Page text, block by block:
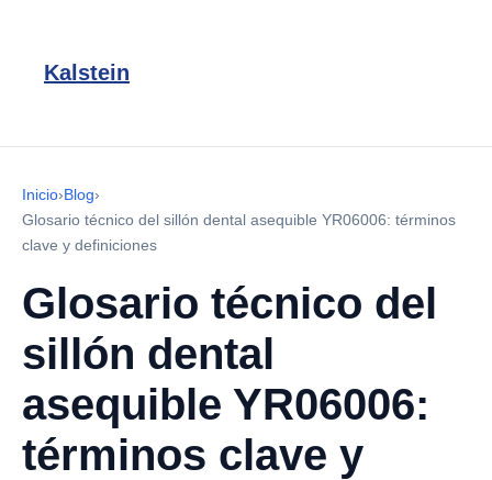
Kalstein
Inicio›Blog›
Glosario técnico del sillón dental asequible YR06006: términos
clave y definiciones
Glosario técnico del
sillón dental
asequible YR06006:
términos clave y